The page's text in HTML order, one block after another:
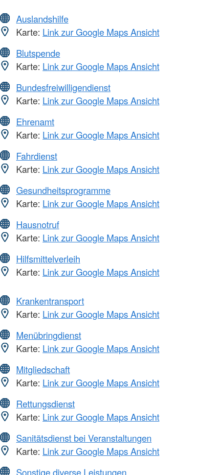
Auslandshilfe
Karte: Link zur Google Maps Ansicht
Blutspende
Karte: Link zur Google Maps Ansicht
Bundesfreiwilligendienst
Karte: Link zur Google Maps Ansicht
Ehrenamt
Karte: Link zur Google Maps Ansicht
Fahrdienst
Karte: Link zur Google Maps Ansicht
Gesundheitsprogramme
Karte: Link zur Google Maps Ansicht
Hausnotruf
Karte: Link zur Google Maps Ansicht
Hilfsmittelverleih
Karte: Link zur Google Maps Ansicht
Krankentransport
Karte: Link zur Google Maps Ansicht
Menübringdienst
Karte: Link zur Google Maps Ansicht
Mitgliedschaft
Karte: Link zur Google Maps Ansicht
Rettungsdienst
Karte: Link zur Google Maps Ansicht
Sanitätsdienst bei Veranstaltungen
Karte: Link zur Google Maps Ansicht
Sonstige diverse Leistungen